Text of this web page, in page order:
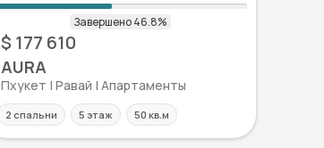
$ 177 610
AURA
Пхукет | Равай | Апартаменты
2 спальни 5 этаж 50 кв.м